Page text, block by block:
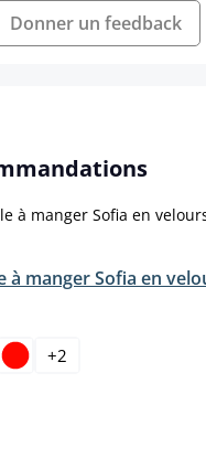
Donner un feedback
produits
à manger Sofia en
+2